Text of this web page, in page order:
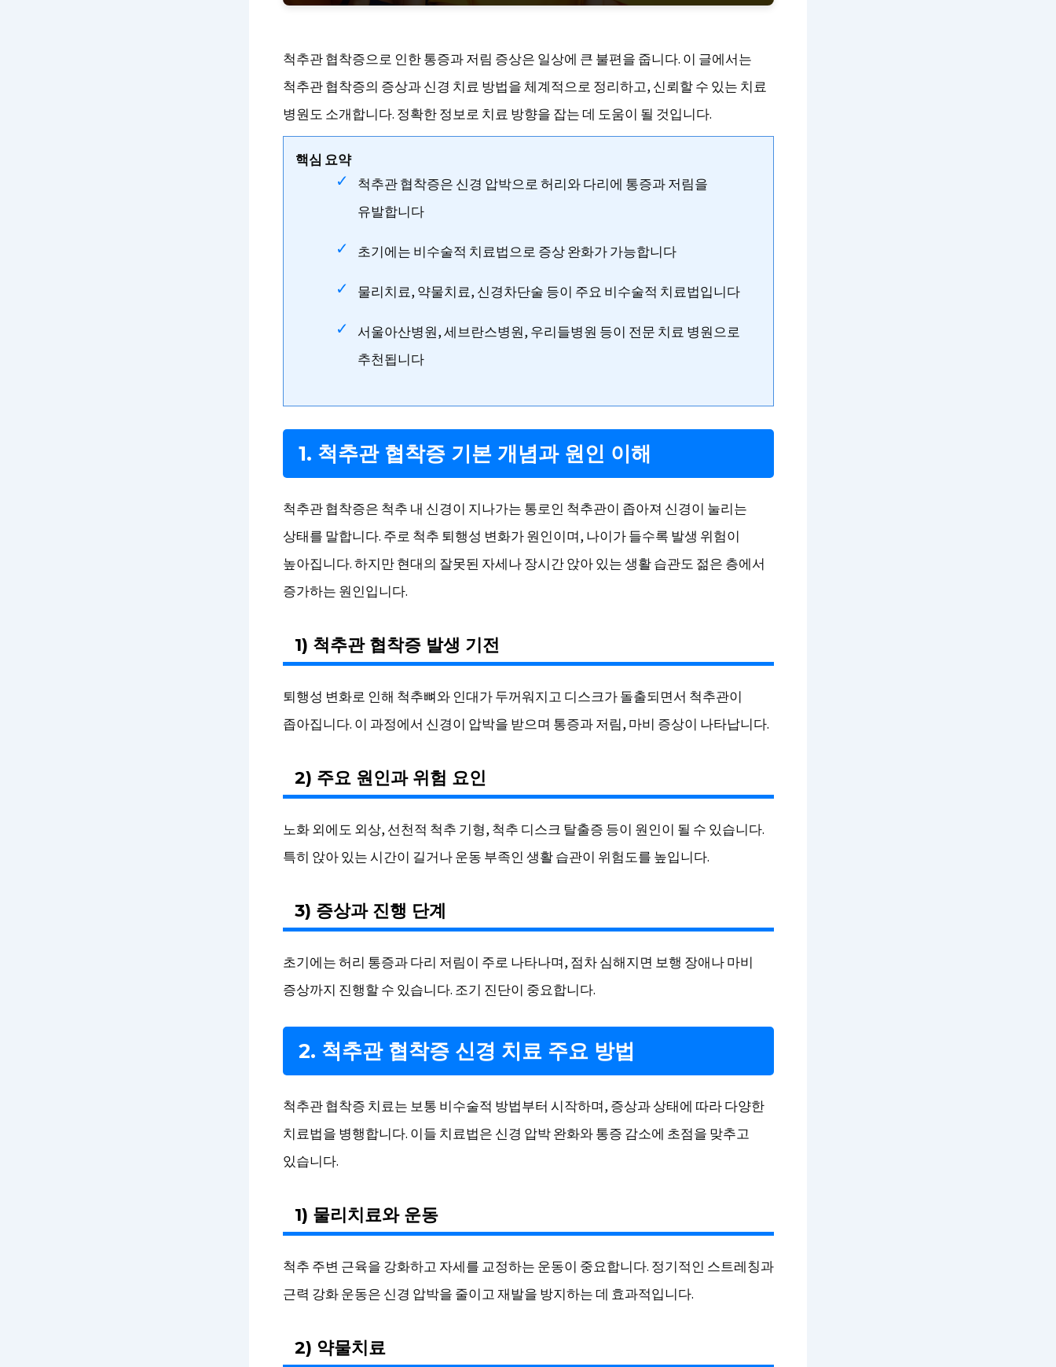
척추관 협착증으로 인한 통증과 저림 증상은 일상에 큰 불편을 줍니다. 이 글에서는
척추관 협착증의 증상과 신경 치료 방법을 체계적으로 정리하고, 신뢰할 수 있는 치료
병원도 소개합니다. 정확한 정보로 치료 방향을 잡는 데 도움이 될 것입니다.
핵심 요약
척추관 협착증은 신경 압박으로 허리와 다리에 통증과 저림을
유발합니다
초기에는 비수술적 치료법으로 증상 완화가 가능합니다
물리치료, 약물치료, 신경차단술 등이 주요 비수술적 치료법입니다
서울아산병원, 세브란스병원, 우리들병원 등이 전문 치료 병원으로
추천됩니다
1. 척추관 협착증 기본 개념과 원인 이해
척추관 협착증은 척추 내 신경이 지나가는 통로인 척추관이 좁아져 신경이 눌리는
상태를 말합니다. 주로 척추 퇴행성 변화가 원인이며, 나이가 들수록 발생 위험이
높아집니다. 하지만 현대의 잘못된 자세나 장시간 앉아 있는 생활 습관도 젊은 층에서
증가하는 원인입니다.
1) 척추관 협착증 발생 기전
퇴행성 변화로 인해 척추뼈와 인대가 두꺼워지고 디스크가 돌출되면서 척추관이
좁아집니다. 이 과정에서 신경이 압박을 받으며 통증과 저림, 마비 증상이 나타납니다.
2) 주요 원인과 위험 요인
노화 외에도 외상, 선천적 척추 기형, 척추 디스크 탈출증 등이 원인이 될 수 있습니다.
특히 앉아 있는 시간이 길거나 운동 부족인 생활 습관이 위험도를 높입니다.
3) 증상과 진행 단계
초기에는 허리 통증과 다리 저림이 주로 나타나며, 점차 심해지면 보행 장애나 마비
증상까지 진행할 수 있습니다. 조기 진단이 중요합니다.
2. 척추관 협착증 신경 치료 주요 방법
척추관 협착증 치료는 보통 비수술적 방법부터 시작하며, 증상과 상태에 따라 다양한
치료법을 병행합니다. 이들 치료법은 신경 압박 완화와 통증 감소에 초점을 맞추고
있습니다.
1) 물리치료와 운동
척추 주변 근육을 강화하고 자세를 교정하는 운동이 중요합니다. 정기적인 스트레칭과
근력 강화 운동은 신경 압박을 줄이고 재발을 방지하는 데 효과적입니다.
2) 약물치료